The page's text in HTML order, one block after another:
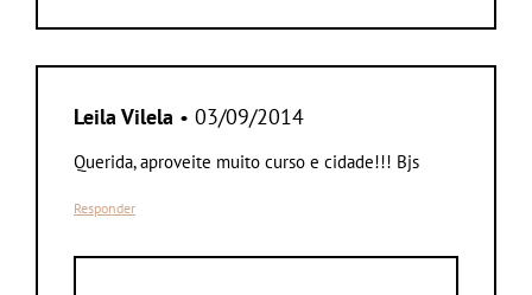
Leila Vilela • 03/09/2014
Querida, aproveite muito curso e cidade!!! Bjs
Responder